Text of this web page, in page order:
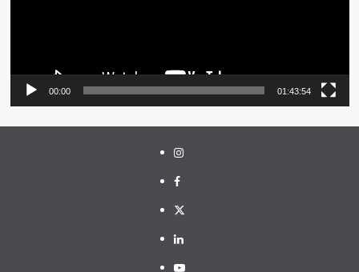
00:00 01:43:54
Instagram
Facebook
Twitter
Linkedin
Youtube